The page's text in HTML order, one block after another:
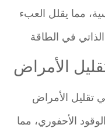
مما يقلل العبء
في الطاقة
الأمراض
الأمراض
الأحفوري، مما